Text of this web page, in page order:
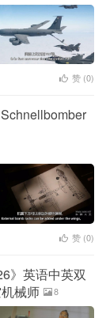
赞 (0)
赞 (0)
》英语中英双
械师
8